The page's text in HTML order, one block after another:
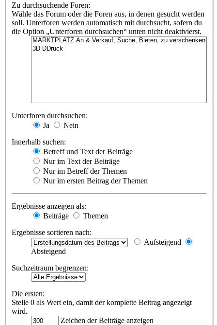
Zu durchsuchende Foren:
Wähle das Forum oder die Foren aus, in denen gesucht werden
soll. Unterforen werden automatisch mit durchsucht, sofern du
die Option „Unterforen durchsuchen“ unten nicht deaktivierst.
Unterforen durchsuchen:
Ja
Nein
Innerhalb suchen:
Betreff und Text der Beiträge
Nur im Text der Beiträge
Nur im Betreff der Themen
Nur im ersten Beitrag der Themen
Ergebnisse anzeigen als:
Beiträge
Themen
Ergebnisse sortieren nach:
Aufsteigend
Absteigend
Suchzeitraum begrenzen:
Die ersten:
Stelle 0 als Wert ein, damit der komplette Beitrag angezeigt
wird.
Zeichen der Beiträge anzeigen